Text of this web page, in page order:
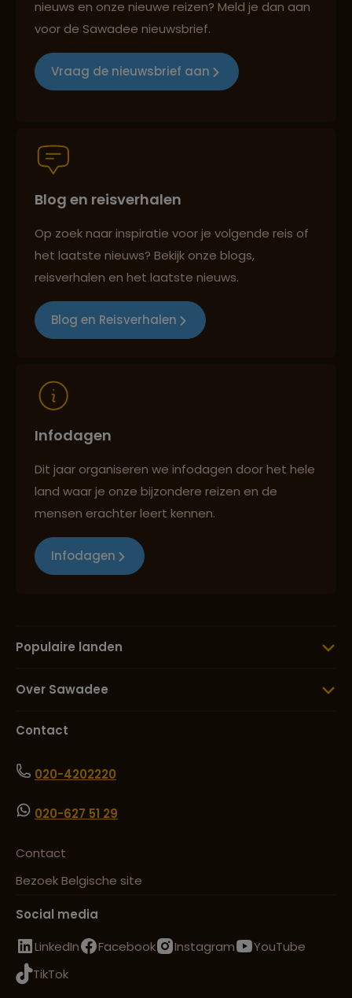
Reizen met oog voor mens, cultuur en milieu
Persoonlijk en deskundig reisadvies
Best beoordeelde reisroutes
nieuws en onze nieuwe reizen? Meld je dan aan
voor de Sawadee nieuwsbrief.
Vraag de nieuwsbrief aan
Blog en reisverhalen
Op zoek naar inspiratie voor je volgende reis of
het laatste nieuws? Bekijk onze blogs,
reisverhalen en het laatste nieuws.
Blog en Reisverhalen
Infodagen
Dit jaar organiseren we infodagen door het hele
land waar je onze bijzondere reizen en de
mensen erachter leert kennen.
Infodagen
Populaire landen
Over Sawadee
Contact
020-4202220
020-627 51 29
Contact
Bezoek Belgische site
Social media
LinkedIn
Facebook Instagram
YouTube
TikTok